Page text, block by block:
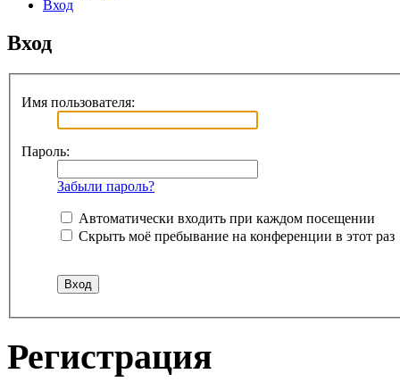
Вход
Вход
Имя пользователя:
Пароль:
Забыли пароль?
Автоматически входить при каждом посещении
Скрыть моё пребывание на конференции в этот раз
Регистрация